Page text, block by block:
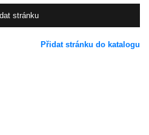
Přidat stránku do katalogu